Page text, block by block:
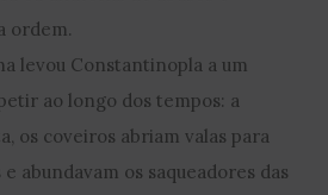
ordem.
levou Constantinopla a um
ao longo dos tempos: a
os coveiros abriam valas para
abundavam os saqueadores das